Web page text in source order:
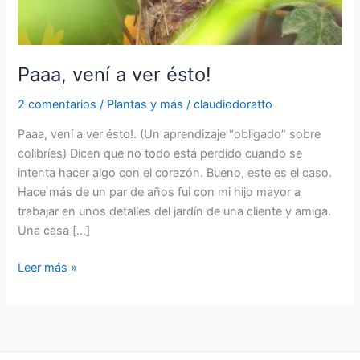
Paaa, vení a ver ésto!
2 comentarios / Plantas y más /claudiodoratto
Paaa, vení a ver ésto!. (Un aprendizaje “obligado” sobre
colibríes) Dicen que no todo está perdido cuando se
intenta hacer algo con el corazón. Bueno, este es el caso.
Hace más de un par de años fui con mi hijo mayor a
trabajar en unos detalles del jardín de una cliente y amiga.
Una casa […]
Paaa,
Leer más »